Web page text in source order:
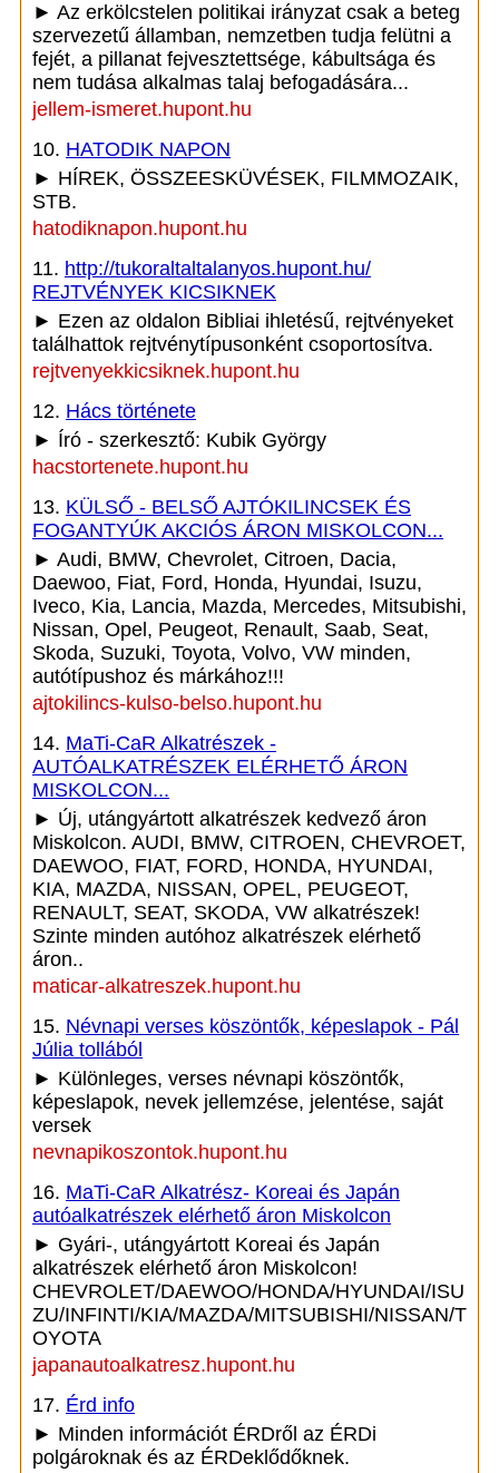
► Az erkölcstelen politikai irányzat csak a beteg
szervezetű államban, nemzetben tudja felütni a
fejét, a pillanat fejvesztettsége, kábultsága és
nem tudása alkalmas talaj befogadására...
jellem-ismeret.hupont.hu
10. HATODIK NAPON
► HÍREK, ÖSSZEESKÜVÉSEK, FILMMOZAIK,
STB.
hatodiknapon.hupont.hu
11. http://tukoraltaltalanyos.hupont.hu/
REJTVÉNYEK KICSIKNEK
► Ezen az oldalon Bibliai ihletésű, rejtvényeket
találhattok rejtvénytípusonként csoportosítva.
rejtvenyekkicsiknek.hupont.hu
12. Hács története
► Író - szerkesztő: Kubik György
hacstortenete.hupont.hu
13. KÜLSŐ - BELSŐ AJTÓKILINCSEK ÉS
FOGANTYÚK AKCIÓS ÁRON MISKOLCON...
► Audi, BMW, Chevrolet, Citroen, Dacia,
Daewoo, Fiat, Ford, Honda, Hyundai, Isuzu,
Iveco, Kia, Lancia, Mazda, Mercedes, Mitsubishi,
Nissan, Opel, Peugeot, Renault, Saab, Seat,
Skoda, Suzuki, Toyota, Volvo, VW minden,
autótípushoz és márkához!!!
ajtokilincs-kulso-belso.hupont.hu
14. MaTi-CaR Alkatrészek -
AUTÓALKATRÉSZEK ELÉRHETŐ ÁRON
MISKOLCON...
► Új, utángyártott alkatrészek kedvező áron
Miskolcon. AUDI, BMW, CITROEN, CHEVROET,
DAEWOO, FIAT, FORD, HONDA, HYUNDAI,
KIA, MAZDA, NISSAN, OPEL, PEUGEOT,
RENAULT, SEAT, SKODA, VW alkatrészek!
Szinte minden autóhoz alkatrészek elérhető
áron..
maticar-alkatreszek.hupont.hu
15. Névnapi verses köszöntők, képeslapok - Pál
Júlia tollából
► Különleges, verses névnapi köszöntők,
képeslapok, nevek jellemzése, jelentése, saját
versek
nevnapikoszontok.hupont.hu
16. MaTi-CaR Alkatrész- Koreai és Japán
autóalkatrészek elérhető áron Miskolcon
► Gyári-, utángyártott Koreai és Japán
alkatrészek elérhető áron Miskolcon!
CHEVROLET/DAEWOO/HONDA/HYUNDAI/ISU
ZU/INFINTI/KIA/MAZDA/MITSUBISHI/NISSAN/T
OYOTA
japanautoalkatresz.hupont.hu
17. Érd info
► Minden információt ÉRDről az ÉRDi
polgároknak és az ÉRDeklődőknek.